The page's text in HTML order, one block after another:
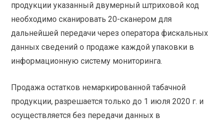
продукции указанный двумерный штриховой код
необходимо сканировать 20-сканером для
дальнейшей передачи через оператора фискальных
данных сведений о продаже каждой упаковки в
информационную систему мониторинга.
Продажа остатков немаркированной табачной
продукции, разрешается только до 1 июля 2020 г. и
осуществляется без передачи данных в